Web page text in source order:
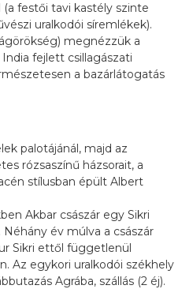
festői tavi kastély szinte
uralkodói síremlékek).
megnézzük a
fejlett csillagászati
a bazárlátogatás
palotájánál, majd az
rózsaszínű házsorait, a
stílusban épült Albert
Akbar császár egy Sikri
év múlva a császár
Sikri ettől függetlenül
Az egykori uralkodói székhely
Agrába, szállás (2 éj).